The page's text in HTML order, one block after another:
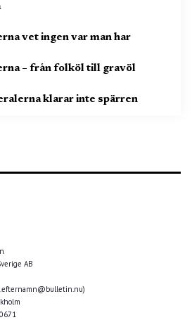
vet ingen var man har
– från folköl till gravöl
klarar inte spärren
AB